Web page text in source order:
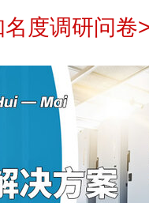
度调研问卷